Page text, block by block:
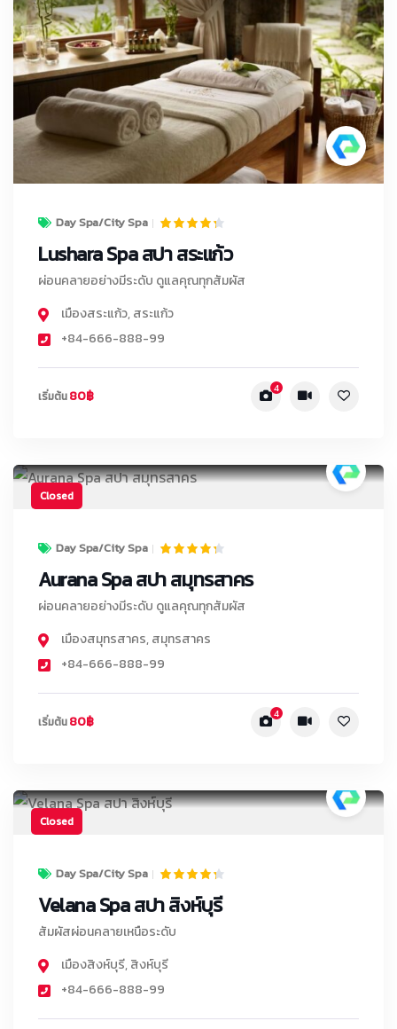
Day Spa/City Spa
Lushara Spa สปา สระแก้ว
ผ่อนคลายอย่างมีระดับ ดูแลคุณทุกสัมผัส
เมืองสระแก้ว,สระแก้ว
+84-666-888-99
เริ่มต้น80฿ 4
Closed
Day Spa/City Spa
Aurana Spa สปา สมุทรสาคร
ผ่อนคลายอย่างมีระดับ ดูแลคุณทุกสัมผัส
เมืองสมุทรสาคร,สมุทรสาคร
+84-666-888-99
เริ่มต้น80฿ 4
Closed
Day Spa/City Spa
Velana Spa สปา สิงห์บุรี
สัมผัสผ่อนคลายเหนือระดับ
เมืองสิงห์บุรี,สิงห์บุรี
+84-666-888-99